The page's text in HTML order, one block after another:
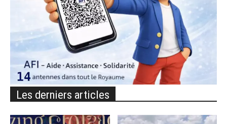
Les derniers articles